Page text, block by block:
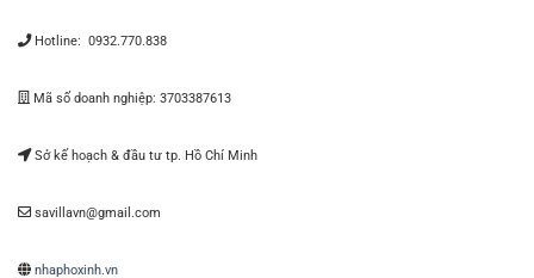
Hotline: 0932.770.838
Mã số doanh nghiệp: 3703387613
Sở kế hoạch & đầu tư tp. Hồ Chí Minh
savillavn@gmail.com
nhaphoxinh.vn